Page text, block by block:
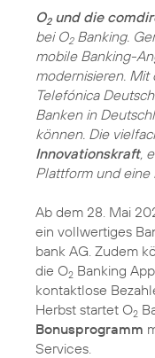
O2und die
bei O2Banking.
mobile Banking-
modernisieren. Mit
Telefónica
Banken in
können. Die
Innovationskraft,
Plattform und eine
Ab dem 28. Mai
ein vollwertiges
bank AG. Zudem
die O2 Banking
kontaktlose
Herbst startet O2
Bonusprogramm
Services.